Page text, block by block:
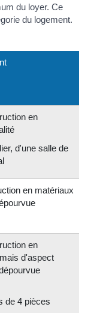
du loyer. Ce
du logement.
en
d'une salle de
en matériaux
en
d'aspect
de 4 pièces